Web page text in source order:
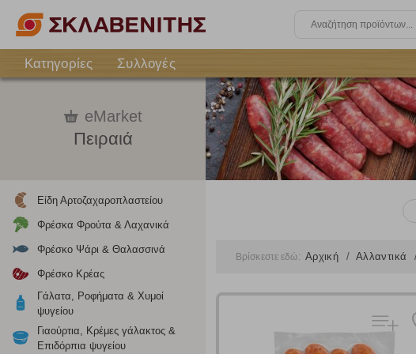
Κατηγορίες
Συλλογές
eMarket
Πειραιά
Είδη Αρτοζαχαροπλαστείου
Φρέσκα Φρούτα & Λαχανικά
Φρέσκο Ψάρι & Θαλασσινά
Φρέσκο Κρέας
Γάλατα, Ροφήματα & Χυμοί
ψυγείου
Γιαούρτια, Κρέμες γάλακτος &
Επιδόρπια ψυγείου
Βρίσκεστε εδώ: Αρχική Αλλαντικά